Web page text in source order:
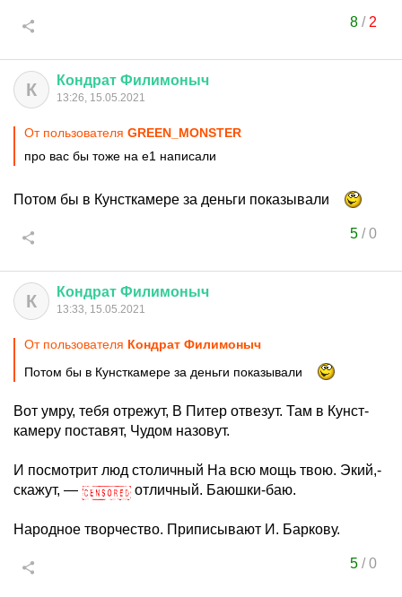
8/ 2
К Кондрат Филимоныч
13:26, 15.05.2021
От пользователя GREEN_MONSTER
про вас бы тоже на е1 написали
Потом бы в Кунсткамере за деньги показывали
5/0
К Кондрат Филимоныч
13:33, 15.05.2021
От пользователя Кондрат Филимоныч
Потом бы в Кунсткамере за деньги показывали
Вот умру, тебя отрежут, В Питер отвезут. Там в Кунст-
камеру поставят, Чудом назовут.
И посмотрит люд столичный На всю мощь твою. Экий,-
скажут, —
отличный. Баюшки-баю.
Народное творчество. Приписывают И. Баркову.
5/0